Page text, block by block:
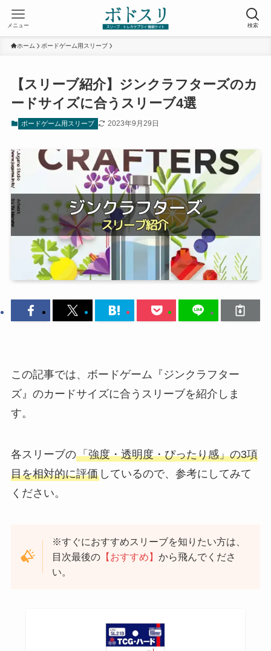
検索
メニュー
ホーム ボードゲーム用スリーブ
【スリーブ紹介】ジンクラフターズのカ
ードサイズに合うスリーブ4選
ボードゲーム用スリーブ 2023年9月29日
この記事では、ボードゲーム『ジンクラフター
ズ』のカードサイズに合うスリーブを紹介しま
す。
各スリーブの「強度・透明度・ぴったり感」の3項
目を相対的に評価しているので、参考にしてみて
ください。
※すぐにおすすめスリーブを知りたい方は、
目次最後の 【おすすめ】から飛んでくださ
い。